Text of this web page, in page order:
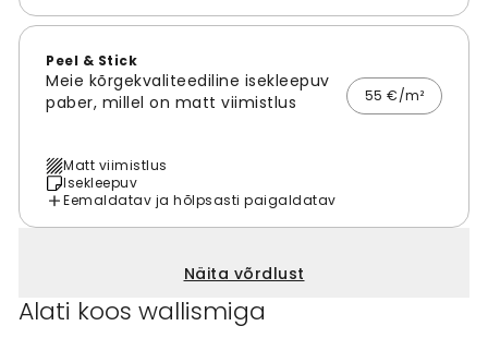
Peel & Stick
Meie kõrgekvaliteediline isekleepuv
paber, millel on matt viimistlus
55 €/m²
Matt viimistlus
Isekleepuv
Eemaldatav ja hõlpsasti paigaldatav
Näita võrdlust
Alati koos wallismiga